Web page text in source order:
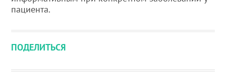
пациента.
ПОДЕЛИТЬСЯ